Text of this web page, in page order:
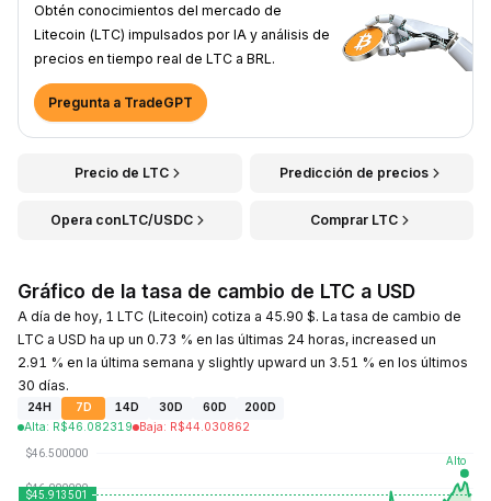
Obtén conocimientos del mercado de
Litecoin (LTC) impulsados por IA y análisis de
precios en tiempo real de LTC a BRL.
Pregunta a TradeGPT
Precio de LTC Predicción de precios
Opera conLTC/USDC Comprar LTC
Gráfico de la tasa de cambio de LTC a USD
A día de hoy, 1 LTC (Litecoin) cotiza a 45.90 $. La tasa de cambio de
LTC a USD ha up un 0.73 % en las últimas 24 horas, increased un
2.91 % en la última semana y slightly upward un 3.51 % en los últimos
30 días.
24H 7D 14D 30D 60D
200D
Alta: R$46.082319 Baja: R$44.030862